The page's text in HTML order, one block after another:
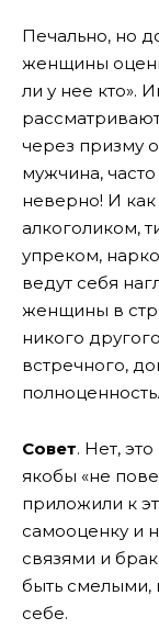
Печально, но
женщины
ли у нее кто».
через призму
мужчина,
неверно! И как
алкоголиком,
упреком,
ведут себя
женщины в
никого
встречного,
полноценность.
Совет. Нет,
якобы «не
приложили к
самооценку и
связями и
быть смелыми,
себе.